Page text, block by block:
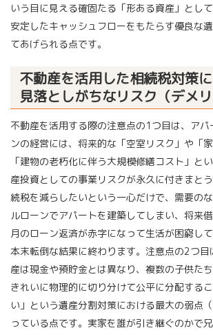
いう目に見える確固たる「形ある資産」とし
安定したキャッシュフローをもたらす優良な
てあげられる点です。
不動産を活用した相続税対策
見落としがちなリスク（デメリ
不動産を活用する際の注意点の1つ目は、アパ
ンの経営には、将来的な「空室リスク」や「家
「建物の老朽化に伴う大規模修繕コスト」と
産投資としての事業リスクが永久に付きまと
続税を減らしたいという一心だけで、需要の
ルローンでアパートを建築してしまい、将来
月のローン返済が赤字になって生活が困窮し
本末転倒な結果に終わります。注意点の2つ
産は現金や預貯金とは異なり、複数の子供た
きれいに物理的に切り分けて公平に分配する
い」という遺産分割対策における最大の弱点
っている点です。実家を誰が引き継ぐのかで